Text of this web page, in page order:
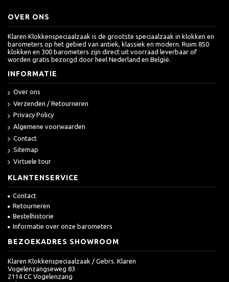
OVER ONS
Klaren Klokkenspeciaalzaak is de grootste speciaalzaak in klokken en
barometers op het gebied van antiek, klassiek en modern. Ruim 850
klokken en 300 barometers zijn direct uit voorraad leverbaar of
worden gratis bezorgd door heel Nederland en België.
INFORMATIE
Over ons
Verzenden / Retourneren
Privacy Policy
Algemene voorwaarden
Contact
Sitemap
Virtuele tour
KLANTENSERVICE
Contact
Retourneren
Bestelhistorie
Informatie over onze barometers
BEZOEKADRES SHOWROOM
Klaren Klokkenspeciaalzaak / Gebrs. Klaren
Vogelenzangseweg 83
2114 CC Vogelenzang